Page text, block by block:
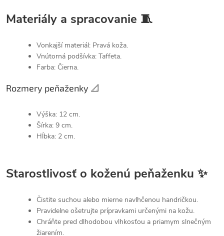
Materiály a spracovanie 🧵
Vonkajší materiál: Pravá koža.
Vnútorná podšívka: Taffeta.
Farba: Čierna.
Rozmery peňaženky 📐
Výška: 12 cm.
Šírka: 9 cm.
Hĺbka: 2 cm.
Starostlivosť o koženú peňaženku ✨
Čistite suchou alebo mierne navlhčenou handričkou.
Pravidelne ošetrujte prípravkami určenými na kožu.
Chráňte pred dlhodobou vlhkosťou a priamym slnečným
žiarením.